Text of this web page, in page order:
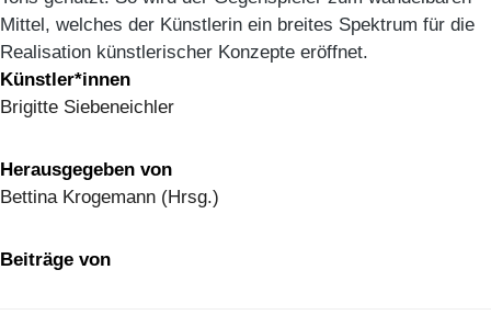
Mittel, welches der Künstlerin ein breites Spektrum für die
Realisation künstlerischer Konzepte eröffnet.
Künstler*innen
Brigitte Siebeneichler
Herausgegeben von
Bettina Krogemann (Hrsg.)
Beiträge von